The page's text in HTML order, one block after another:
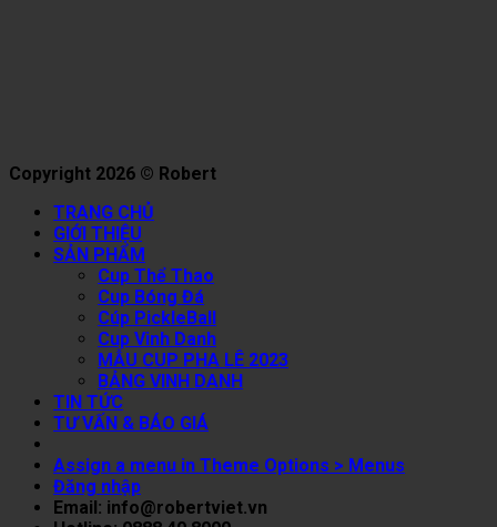
Copyright 2026 © Robert
TRANG CHỦ
GIỚI THIỆU
SẢN PHẨM
Cup Thể Thao
Cup Bóng Đá
Cúp PickleBall
Cup Vinh Danh
MẪU CUP PHA LÊ 2023
BẢNG VINH DANH
TIN TỨC
TƯ VẤN & BÁO GIÁ
Assign a menu in Theme Options > Menus
Đăng nhập
Email: info@robertviet.vn